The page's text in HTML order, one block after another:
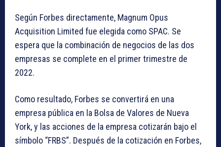
Según Forbes directamente, Magnum Opus
Acquisition Limited fue elegida como SPAC. Se
espera que la combinación de negocios de las dos
empresas se complete en el primer trimestre de
2022.
Como resultado, Forbes se convertirá en una
empresa pública en la Bolsa de Valores de Nueva
York, y las acciones de la empresa cotizarán bajo el
símbolo “FRBS”. Después de la cotización en Forbes,